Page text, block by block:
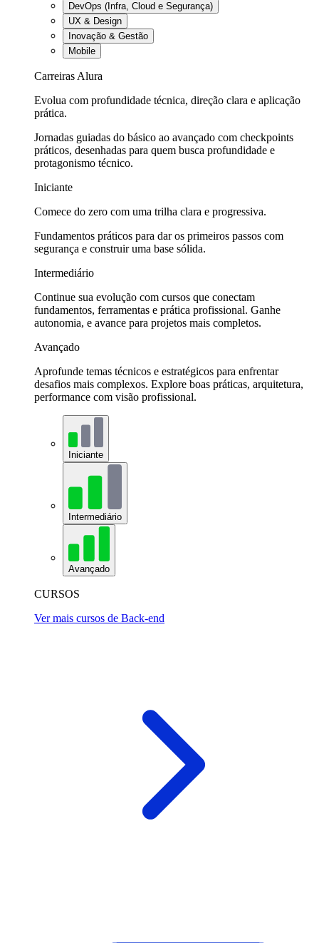
DevOps (Infra, Cloud e Segurança)
UX & Design
Inovação & Gestão
Mobile
Carreiras Alura
Evolua com profundidade técnica, direção clara e aplicação
prática.
Jornadas guiadas do básico ao avançado com checkpoints
práticos, desenhadas para quem busca profundidade e
protagonismo técnico.
Iniciante
Comece do zero com uma trilha clara e progressiva.
Fundamentos práticos para dar os primeiros passos com
segurança e construir uma base sólida.
Intermediário
Continue sua evolução com cursos que conectam
fundamentos, ferramentas e prática profissional. Ganhe
autonomia, e avance para projetos mais completos.
Avançado
Aprofunde temas técnicos e estratégicos para enfrentar
desafios mais complexos. Explore boas práticas, arquitetura,
performance com visão profissional.
Iniciante
Intermediário
Avançado
CURSOS
Ver mais cursos de Back-end